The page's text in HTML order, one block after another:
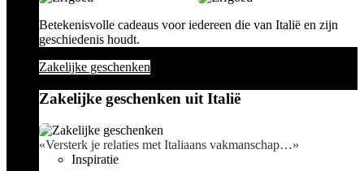
Betekenisvolle cadeaus voor iedereen die van Italië en zijn
geschiedenis houdt.
Zakelijke geschenken
Zakelijke geschenken uit Italië
«Versterk je relaties met Italiaans vakmanschap…»
Inspiratie